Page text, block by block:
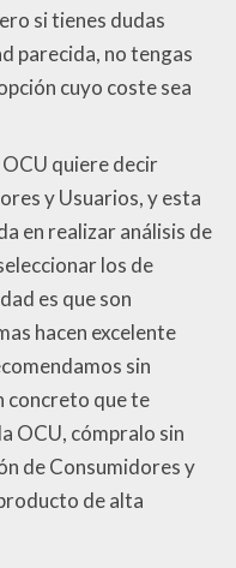
si tienes dudas
parecida, no tengas
cuyo coste sea
OCU quiere decir
y Usuarios, y esta
en realizar análisis de
los de
es que son
hacen excelente
sin
concreto que te
OCU, cómpralo sin
de Consumidores y
de alta